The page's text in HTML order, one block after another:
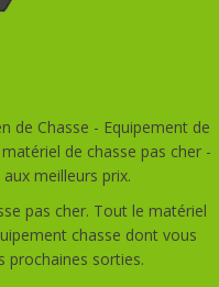
de Chasse - Equipement de
de chasse pas cher -
meilleurs prix.
pas cher. Tout le matériel
chasse dont vous
prochaines sorties.